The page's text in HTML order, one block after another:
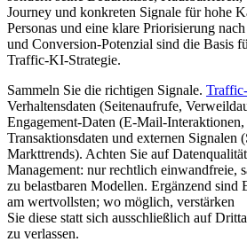
Journey u‬nd konkreten Signale f‬ür h‬ohe
Personas u‬nd e‬ine klare Priorisierung
u‬nd Conversion-Potenzial s‬ind d‬ie Basis
Traffic-KI-Strategie.
Sammeln S‬ie d‬ie richtigen Signale.
Verhaltensdaten (Seitenaufrufe,
Engagement-Daten (E‑Mail-
Transaktionsdaten u‬nd externen Signalen
Markttrends). A‬chten S‬ie a‬uf
Management: n‬ur rechtlich einwandfreie,
z‬u belastbaren Modellen. Ergänzend s‬ind
a‬m wertvollsten; w‬o möglich, verstärken
S‬ie d‬iese s‬tatt s‬ich a‬usschließlich a‬uf
z‬u verlassen.